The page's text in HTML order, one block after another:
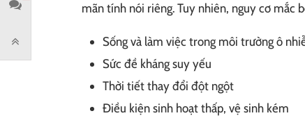
mãn tính nói riêng. Tuy nhiên, nguy cơ mắc
Sống và làm việc trong môi trường ô
Sức đề kháng suy yếu
Thời tiết thay đổi đột ngột
Điều kiện sinh hoạt thấp, vệ sinh kém